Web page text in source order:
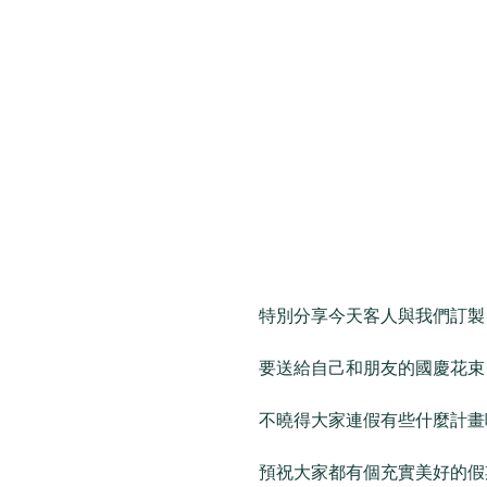
特別分享今天客人與我們訂製
要送給自己和朋友的國慶花束
不曉得大家連假有些什麼計畫
預祝大家都有個充實美好的